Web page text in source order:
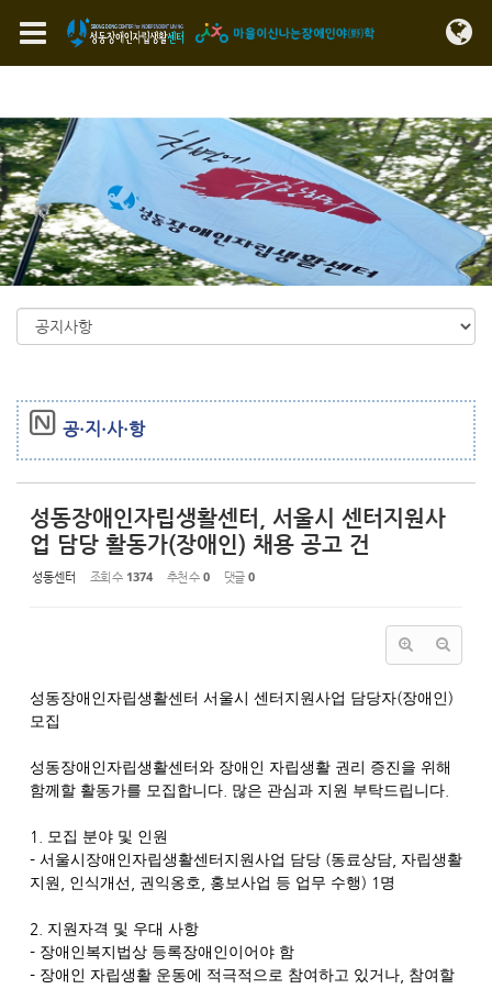
공·지·사·항
성동장애인자립생활센터, 서울시 센터지원사
업 담당 활동가(장애인) 채용 공고 건
성동센터 조회 수 1374 추천 수 0 댓글 0
성동장애인자립생활센터 서울시 센터지원사업 담당자(장애인)
모집
성동장애인자립생활센터와 장애인 자립생활 권리 증진을 위해
함께할 활동가를 모집합니다 많은 관심과 지원 부탁드립니다
1. 모집 분야 및 인원
- 서울시장애인자립생활센터지원사업 담당 (동료상담 자립생활
지원
인식개선 권익옹호 홍보사업 등 업무 수행) 1 명
2. 지원자격 및 우대 사항
- 장애인복지법상 등록장애인이어야 함
- 장애인 자립생활 운동에 적극적으로 참여하고 있거나 참여할